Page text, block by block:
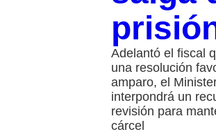
Adelantó el fiscal
una resolución
amparo, el
interpondrá un
revisión para
cárcel